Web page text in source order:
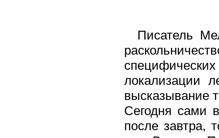
Писатель
локализации
высказывание
Сегодня сами
после завтра,